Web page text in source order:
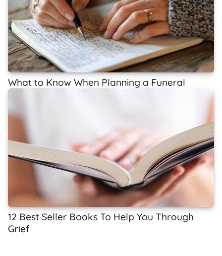
What to Know When Planning a Funeral
12 Best Seller Books To Help You Through
Grief